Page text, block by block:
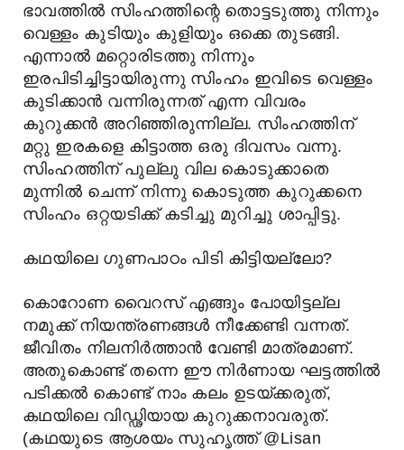
ഭാവത്തിൽ സിംഹത്തിന്റെ തൊട്ടടുത്തു നിന്നും
വെള്ളം കുടിയും കുളിയും ഒക്കെ തുടങ്ങി.
എന്നാൽ മറ്റൊരിടത്തു നിന്നും
ഇരപിടിച്ചിട്ടായിരുന്നു സിംഹം ഇവിടെ വെള്ളം
കുടിക്കാൻ വന്നിരുന്നത് എന്ന വിവരം
കുറുക്കൻ അറിഞ്ഞിരുന്നില്ല. സിംഹത്തിന്
മറ്റു ഇരകളെ കിട്ടാത്ത ഒരു ദിവസം വന്നു.
സിംഹത്തിന് പുല്ലു വില കൊടുക്കാതെ
മുന്നിൽ ചെന്ന് നിന്നു കൊടുത്ത കുറുക്കനെ
സിംഹം ഒറ്റയടിക്ക് കടിച്ചു മുറിച്ചു ശാപ്പിട്ടു.
കഥയിലെ ഗുണപാഠം പിടി കിട്ടിയല്ലോ?
കൊറോണ വൈറസ് എങ്ങും പോയിട്ടല്ല
നമുക്ക് നിയന്ത്രണങ്ങൾ നീക്കേണ്ടി വന്നത്.
ജീവിതം നിലനിർത്താൻ വേണ്ടി മാത്രമാണ്.
അതുകൊണ്ട് തന്നെ ഈ നിർണായ ഘട്ടത്തിൽ
പടിക്കൽ കൊണ്ട് നാം കലം ഉടയ്ക്കരുത്,
കഥയിലെ വിഡ്ഢിയായ കുറുക്കനാവരുത്.
(കഥയുടെ ആശയം സുഹൃത്ത് @Lisan